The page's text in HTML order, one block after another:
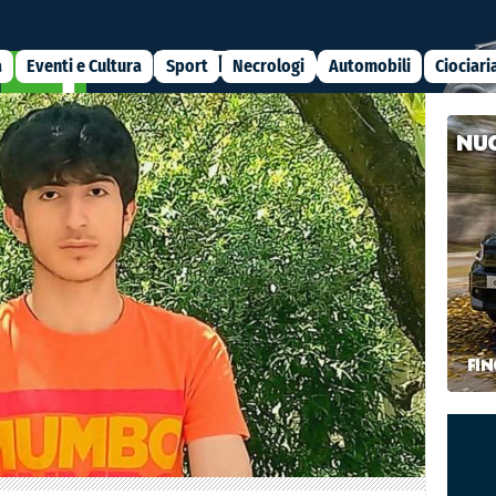
Eventi e Cultura Sport Necrologi Automobili